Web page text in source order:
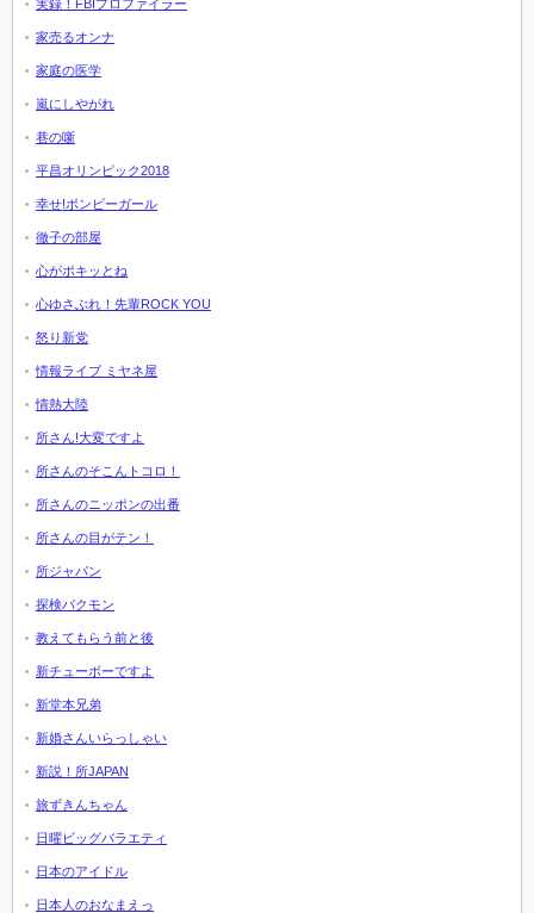
実録！FBIプロファイラー
家売るオンナ
家庭の医学
嵐にしやがれ
巷の噺
平昌オリンピック2018
幸せ!ボンビーガール
徹子の部屋
心がポキッとね
心ゆさぶれ！先輩ROCK YOU
怒り新党
情報ライブ ミヤネ屋
情熱大陸
所さん!大変ですよ
所さんのそこんトコロ！
所さんのニッポンの出番
所さんの目がテン！
所ジャパン
探検バクモン
教えてもらう前と後
新チューボーですよ
新堂本兄弟
新婚さんいらっしゃい
新説！所JAPAN
旅ずきんちゃん
日曜ビッグバラエティ
日本のアイドル
日本人のおなまえっ